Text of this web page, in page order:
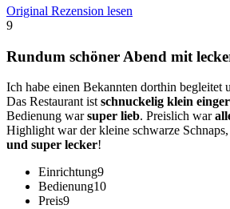
Original Rezension lesen
9
Rundum schöner Abend mit
Ich habe einen Bekannten dorthin begleitet
Das Restaurant ist schnuckelig klein
Bedienung warsuper lieb. Preislich war
Highlight war der kleine schwarze
und super lecker!
Einrichtung9
Bedienung10
Preis9